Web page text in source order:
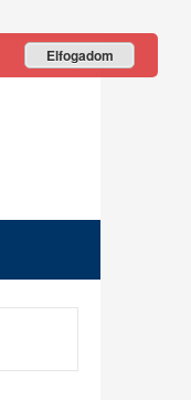
Elfogadom